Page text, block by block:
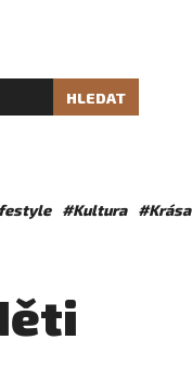
HLEDAT
#Kultura #Krása